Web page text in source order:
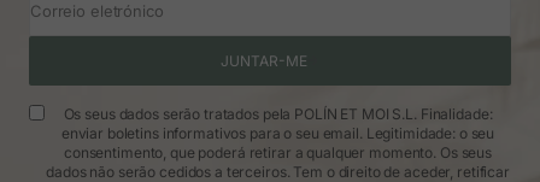
Correio eletrónico
JUNTAR-ME
Os seus dados serão tratados pela POLÍN ET MOI S.L. Finalidade:
enviar boletins informativos para o seu email. Legitimidade: o seu
consentimento, que poderá retirar a qualquer momento. Os seus
dados não serão cedidos a terceiros. Tem o direito de aceder, retificar